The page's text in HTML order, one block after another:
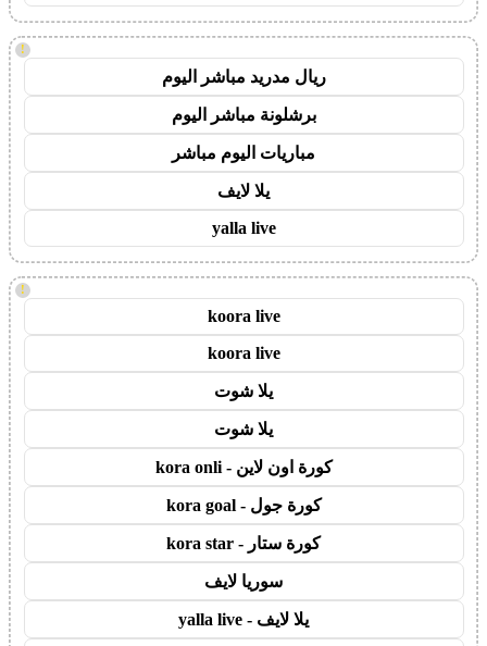
!
ريال مدريد مباشر اليوم
برشلونة مباشر اليوم
مباريات اليوم مباشر
يلا لايف
yalla live
!
koora live
koora live
يلا شوت
يلا شوت
كورة اون لاين - kora onli
كورة جول - kora goal
كورة ستار - kora star
سوريا لايف
يلا لايف - yalla live